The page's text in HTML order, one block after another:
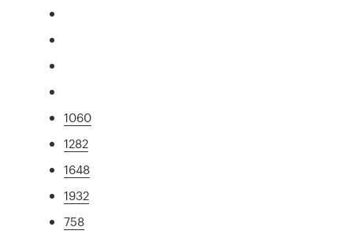
1060
1282
1648
1932
758